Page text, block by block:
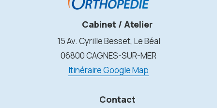
Cabinet / Atelier
15 Av. Cyrille Besset, Le Béal
06800 CAGNES-SUR-MER
Itinéraire Google Map
Contact